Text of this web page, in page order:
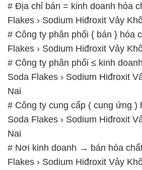
# Địa chỉ bán = kinh doanh hóa
Flakes › Sodium Hiđroxit Vảy
# Công ty phân phối { bán } hóa
Flakes › Sodium Hiđroxit Vảy
# Công ty phân phối ≤ kinh
Soda Flakes › Sodium Hiđroxit
Nai
# Công ty cung cấp ( cung ứng )
Soda Flakes › Sodium Hiđroxit
Nai
# Nơi kinh doanh → bán hóa
Flakes › Sodium Hiđroxit Vảy